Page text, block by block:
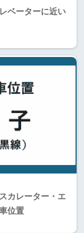
ベーターに近い
カレーター・エ
位置